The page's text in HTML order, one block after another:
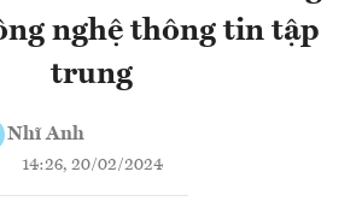
nghệ thông tin tập
trung
Nhĩ Anh
14:26, 20/02/2024